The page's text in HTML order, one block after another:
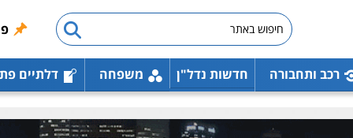
רכב ותחבורה חדשות נדל"ן משפחה דלתיים